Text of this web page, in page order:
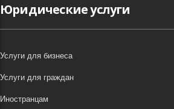
Юридические услуги
Услуги для бизнеса
Услуги для граждан
Иностранцам